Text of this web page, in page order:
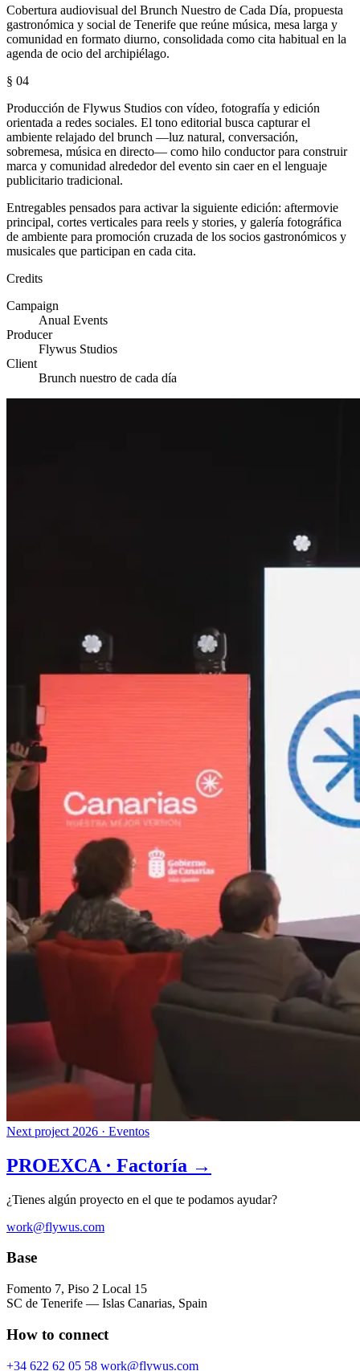
Cobertura audiovisual del Brunch Nuestro de Cada Día, propuesta
gastronómica y social de Tenerife que reúne música, mesa larga y
comunidad en formato diurno, consolidada como cita habitual en la
agenda de ocio del archipiélago.
§ 04
Producción de Flywus Studios con vídeo, fotografía y edición
orientada a redes sociales. El tono editorial busca capturar el
ambiente relajado del brunch —luz natural, conversación,
sobremesa, música en directo— como hilo conductor para construir
marca y comunidad alrededor del evento sin caer en el lenguaje
publicitario tradicional.
Entregables pensados para activar la siguiente edición: aftermovie
principal, cortes verticales para reels y stories, y galería fotográfica
de ambiente para promoción cruzada de los socios gastronómicos y
musicales que participan en cada cita.
Credits
Campaign
Anual Events
Producer
Flywus Studios
Client
Brunch nuestro de cada día
Next project 2026 · Eventos
PROEXCA · Factoría →
¿Tienes algún proyecto en el que te podamos ayudar?
work@flywus.com
Base
Fomento 7, Piso 2 Local 15
SC de Tenerife — Islas Canarias, Spain
How to connect
+34 622 62 05 58 work@flywus.com